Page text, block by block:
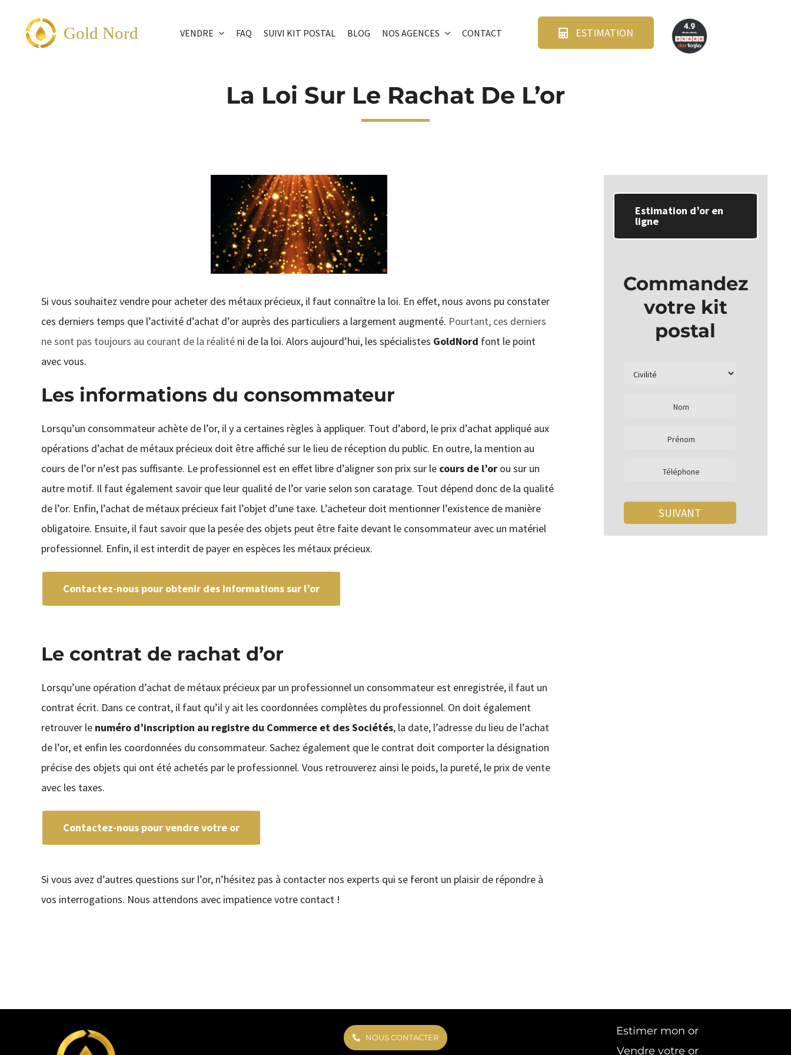
contenu
Gold Nord VENDRE FAQ SUIVI KIT POSTAL BLOG NOS AGENCES CONTACT ESTIMATION
La Loi Sur Le Rachat De L’or
Si vous souhaitez vendre pour acheter des métaux précieux, il faut connaître la loi. En effet, nous avons pu constater
ces derniers temps que l’activité d’achat d’or auprès des particuliers a largement augmenté. Pourtant, ces derniers
ne sont pas toujours au courant de la réaliténi de la loi. Alors aujourd’hui, les spécialistes GoldNord font le point
avec vous.
Les informations du consommateur
Lorsqu’un consommateur achète de l’or, il y a certaines règles à appliquer. Tout d’abord, le prix d’achat appliqué aux
opérations d’achat de métaux précieux doit être affiché sur le lieu de réception du public. En outre, la mention au
cours de l’or n’est pas suffisante. Le professionnel est en effet libre d’aligner son prix sur le cours de l’orou sur un
autre motif. Il faut également savoir que leur qualité de l’or varie selon son caratage. Tout dépend donc de la qualité
de l’or. Enfin, l’achat de métaux précieux fait l’objet d’une taxe. L’acheteur doit mentionner l’existence de manière
obligatoire. Ensuite, il faut savoir que la pesée des objets peut être faite devant le consommateur avec un matériel
professionnel. Enfin, il est interdit de payer en espèces les métaux précieux.
Contactez-nous pour obtenir des informations sur l’or
Le contrat de rachat d’or
Lorsqu’une opération d’achat de métaux précieux par un professionnel un consommateur est enregistrée, il faut un
contrat écrit. Dans ce contrat, il faut qu’il y ait les coordonnées complètes du professionnel. On doit également
retrouver le numéro d’inscription au registre du Commerce et des Sociétés, la date, l’adresse du lieu de l’achat
de l’or, et enfin les coordonnées du consommateur. Sachez également que le contrat doit comporter la désignation
précise des objets qui ont été achetés par le professionnel. Vous retrouverez ainsi le poids, la pureté, le prix de vente
avec les taxes.
Contactez-nous pour vendre votre or
Si vous avez d’autres questions sur l’or, n’hésitez pas à contacter nos experts qui se feront un plaisir de répondre à
vos interrogations. Nous attendons avec impatience votre contact !
Estimation d’or en
ligne
Commandez
votre kit
postal
NOUS CONTACTER
Estimer mon or
Vendre votre or